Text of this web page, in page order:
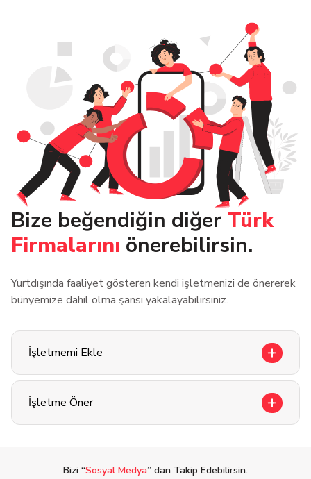
Bize beğendiğin diğer Türk
Firmalarını önerebilirsin.
Yurtdışında faaliyet gösteren kendi işletmenizi de önererek
bünyemize dahil olma şansı yakalayabilirsiniz.
İşletmemi Ekle
İşletme Öner
Bizi “Sosyal Medya” dan Takip Edebilirsin.